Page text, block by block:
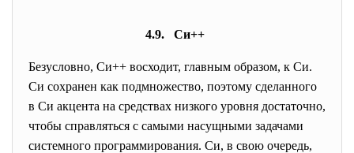
4.9. Си++
Безусловно, Си++ восходит, главным образом, к Cи.
Cи сохранен как подмножество, поэтому сделанного
в Cи акцента на средствах низкого уровня достаточно,
чтобы справляться с самыми насущными задачами
системного программирования. Cи, в свою очередь,